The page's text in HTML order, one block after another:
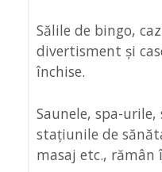
Sălile de bingo,
divertisment și
închise.
Saunele, spa-
stațiunile de
masaj etc., rămân